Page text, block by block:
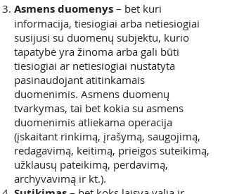
Asmens duomenys – bet kuri
informacija, tiesiogiai arba netiesiogiai
susijusi su duomenų subjektu, kurio
tapatybė yra žinoma arba gali būti
tiesiogiai ar netiesiogiai nustatyta
pasinaudojant atitinkamais
duomenimis. Asmens duomenų
tvarkymas, tai bet kokia su asmens
duomenimis atliekama operacija
(įskaitant rinkimą, įrašymą, saugojimą,
redagavimą, keitimą, prieigos suteikimą,
užklausų pateikimą, perdavimą,
archyvavimą ir kt.).